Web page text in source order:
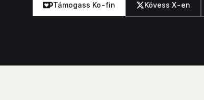
Támogass Ko-fin Kövess X-en